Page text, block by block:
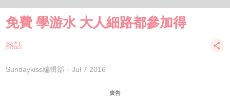
免費 學游水 大人細路都參加得
熱話
Sundaykiss編輯部 Jul 7 2016
廣告